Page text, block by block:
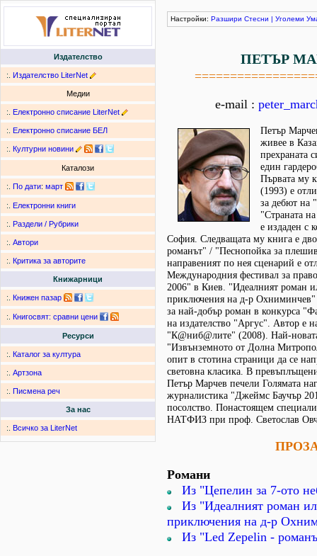
Издателство
:. Издателство LiterNet
Медии
:. Електронно списание LiterNet
:. Електронно списание БЕЛ
:. Културни новини
Каталози
:. По дати: март
:. Електронни книги
:. Раздели / Рубрики
:. Автори
:. Критика за авторите
Книжарници
:. Книжен пазар
:. Книгосвят: сравни цени
Ресурси
:. Каталог за култура
:. Артзона
:. Писмена реч
За нас
:. Всичко за LiterNet
Настройки: Разшири Стесни | Уголеми
ПЕТЪР
e-mail :
Петър
живее в
прехраната
един
Първата му
(1993) е
за дебют на
"Страната
е издаден с
София. Следващата му книга е
романът" / "Песнопойка за
направеният по нея сценарий е
Международния фестивал за
2006" в Киев. "Идеалният роман
приключения на д-р Охниминчев"
за най-добър роман в конкурса
на издателство "Аргус". Автор е
"К@ниб@лите" (2008). Най-
"Извънземното от Долна
опит в стотина страници да се
световна класика. В
Петър Марчев печели Голямата
журналистика "Джеймс Баучър
посолство. Понастоящем
НАТФИЗ при проф. Светослав
Романи
Из "Цепелин за 7-ото
Из "Идеалният роман
приключения на д-р
Из "Led Zepelin -